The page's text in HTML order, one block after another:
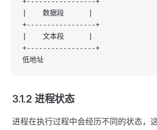
|    数据段      |
+-----------------+
|    文本段      |
+-----------------+
低地址
3.1.2 进程状态
进程在执行过程中会经历不同的状态，